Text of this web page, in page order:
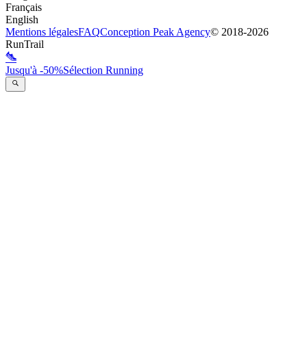
Français
English
Mentions légalesFAQConception Peak Agency© 2018-2026
RunTrail
Jusqu'à -50%Sélection Running